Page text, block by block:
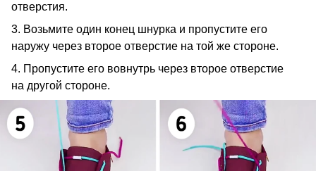
отверстия.
3. Возьмите один конец шнурка и пропустите его
наружу через второе отверстие на той же стороне.
4. Пропустите его вовнутрь через второе отверстие
на другой стороне.